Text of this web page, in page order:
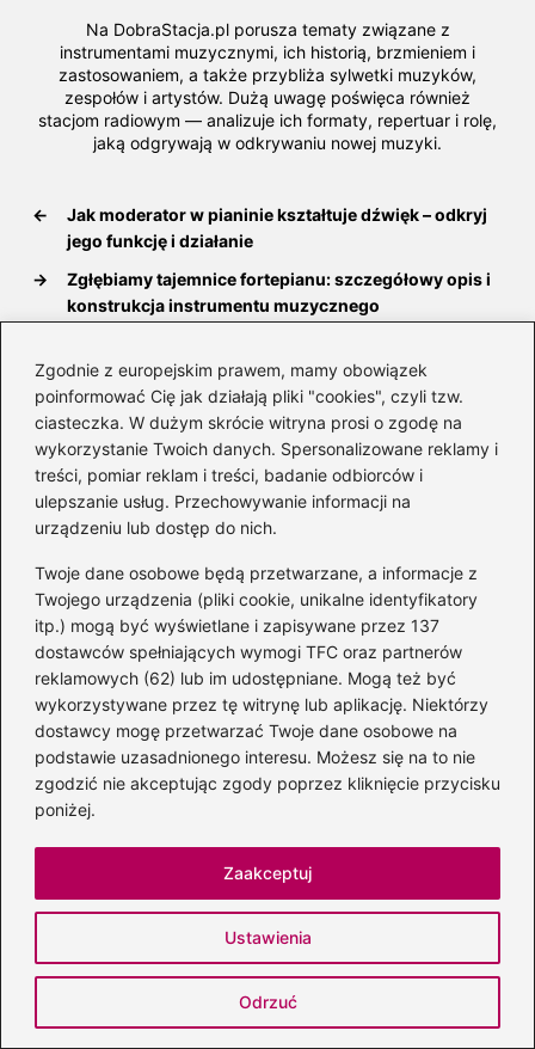
Zgodnie z europejskim prawem, mamy obowiązek
poinformować Cię jak działają pliki "cookies", czyli tzw.
ciasteczka. W dużym skrócie witryna prosi o zgodę na
wykorzystanie Twoich danych. Spersonalizowane reklamy i
treści, pomiar reklam i treści, badanie odbiorców i
ulepszanie usług. Przechowywanie informacji na
urządzeniu lub dostęp do nich.
Twoje dane osobowe będą przetwarzane, a informacje z
Twojego urządzenia (pliki cookie, unikalne identyfikatory
itp.) mogą być wyświetlane i zapisywane przez 137
dostawców spełniających wymogi TFC oraz partnerów
reklamowych (62) lub im udostępniane. Mogą też być
wykorzystywane przez tę witrynę lub aplikację. Niektórzy
dostawcy mogę przetwarzać Twoje dane osobowe na
podstawie uzasadnionego interesu. Możesz się na to nie
zgodzić nie akceptując zgody poprzez kliknięcie przycisku
poniżej.
Ustawienia
Odrzuć
Zaakceptuj
Na DobraStacja.pl porusza tematy związane z
instrumentami muzycznymi, ich historią, brzmieniem i
zastosowaniem, a także przybliża sylwetki muzyków,
zespołów i artystów. Dużą uwagę poświęca również
stacjom radiowym — analizuje ich formaty, repertuar i rolę,
jaką odgrywają w odkrywaniu nowej muzyki.
←
Jak moderator w pianinie kształtuje dźwięk – odkryj
jego funkcję i działanie
→
Zgłębiamy tajemnice fortepianu: szczegółowy opis i
konstrukcja instrumentu muzycznego
Dodaj komentarz
Twój adres email nie zostanie opublikowany.
Wymagane pola są oznaczone*
Komentarz
Nazwa*
Adres email
Witryna internetowa
Zapamiętaj moje dane w tej przeglądarce
podczas pisania kolejnych komentarzy.